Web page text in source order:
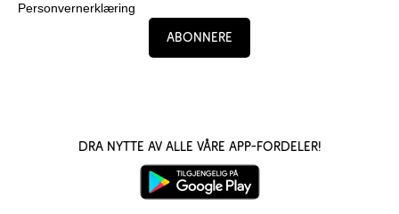
Personvernerklæring
Abonnere
Dra nytte av alle våre app-fordeler!